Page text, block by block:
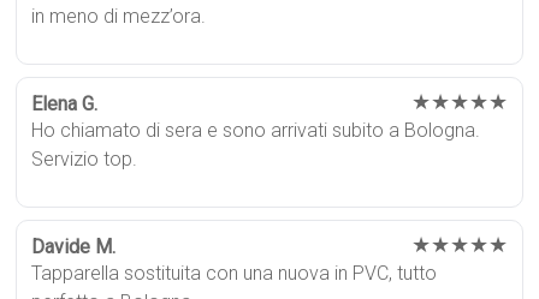
in meno di mezz’ora.
Elena G. ★★★★★
Ho chiamato di sera e sono arrivati subito a Bologna.
Servizio top.
Davide M. ★★★★★
Tapparella sostituita con una nuova in PVC, tutto